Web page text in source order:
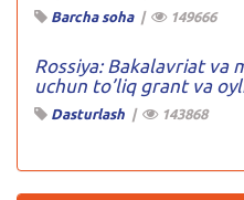
Barcha soha| 149666
Rossiya: Bakalavriat va
uchun to’liq grant va
Dasturlash | 143868